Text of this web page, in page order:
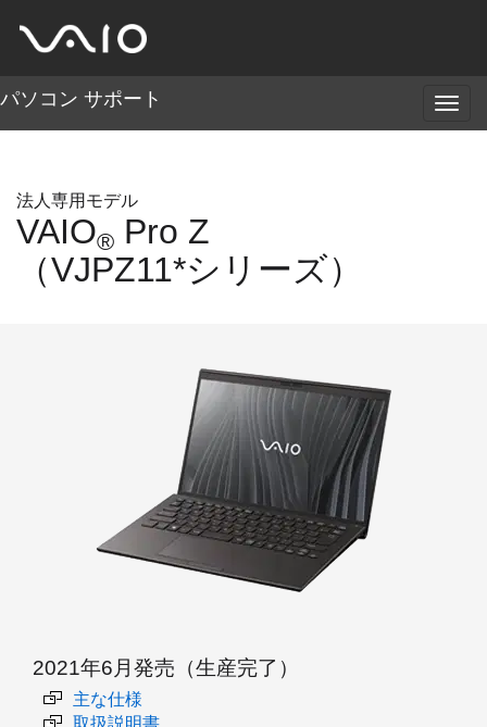
メ
ニ
パソコン サポート
法人専用モデル
VAIO® Pro Z
（VJPZ11*シリーズ）
2021年6月発売（生産完了）
主な仕様
取扱説明書